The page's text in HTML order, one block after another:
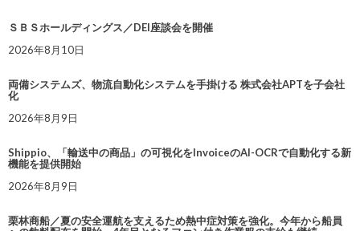
ＳＢＳホールディングス／DEI座談会を開催
2026年8月10日
両備システムズ、物流自動化システムを手掛ける 株式会社APTを子会社
化
2026年8月9日
Shippio、「輸送中の商品」の可視化をInvoiceのAI-OCRで自動化する新
機能を提供開始
2026年8月9日
栗林商船／夏の安全運航を支えるため熱中症対策を強化。今年から船員